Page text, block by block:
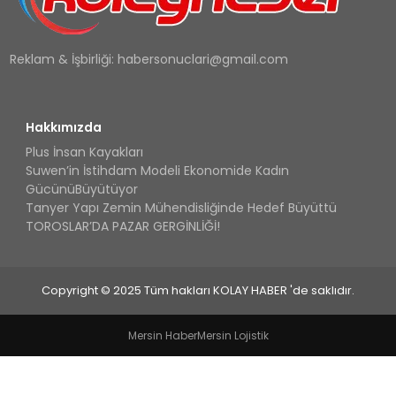
Reklam & İşbirliği: habersonuclari@gmail.com
Hakkımızda
Plus İnsan Kayakları
Suwen’in İstihdam Modeli Ekonomide Kadın
GücünüBüyütüyor
Tanyer Yapı Zemin Mühendisliğinde Hedef Büyüttü
TOROSLAR’DA PAZAR GERGİNLİĞİ!
Copyright © 2025 Tüm hakları KOLAY HABER 'de saklıdır.
Mersin HaberMersin Lojistik